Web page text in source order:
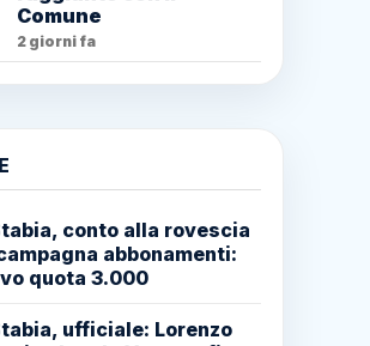
Comune
2 giorni fa
conto alla rovescia
abbonamenti:
quota 3.000
ufficiale: Lorenzo